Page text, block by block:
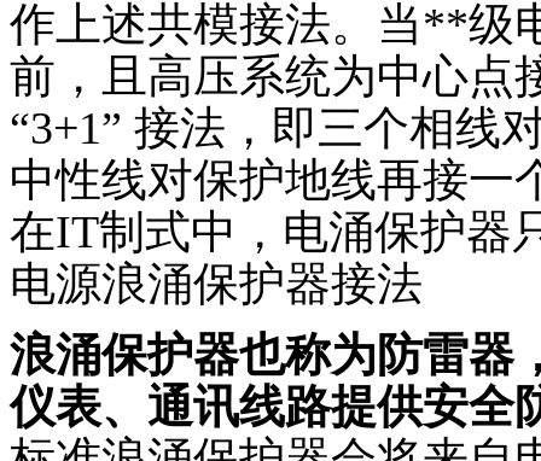
作上述共模接法。当**级
前，且高压系统为中心点
“3+1” 接法，即三个相线
中性线对保护地线再接一
在IT制式中，电涌保护器
电源浪涌保护器接法
浪涌保护器也称为防雷器
仪表、通讯线路提供安全